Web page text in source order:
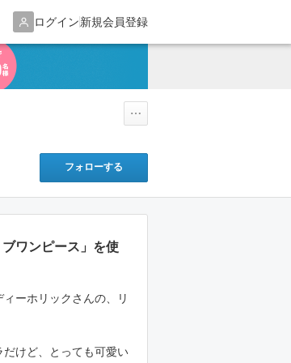
ログイン新規会員登録
フォローする
ワンピース」を使
ーホリックさんの、リ
けど、とっても可愛い